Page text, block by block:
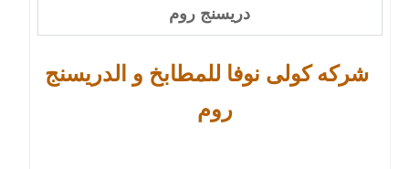
دريسنج روم
شركه كولى نوفا للمطابخ و الدريسنج
روم